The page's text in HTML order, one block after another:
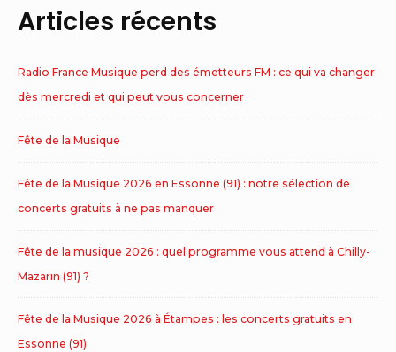
Articles récents
Radio France Musique perd des émetteurs FM : ce qui va changer
dès mercredi et qui peut vous concerner
Fête de la Musique
Fête de la Musique 2026 en Essonne (91) : notre sélection de
concerts gratuits à ne pas manquer
Fête de la musique 2026 : quel programme vous attend à Chilly-
Mazarin (91) ?
Fête de la Musique 2026 à Étampes : les concerts gratuits en
Essonne (91)